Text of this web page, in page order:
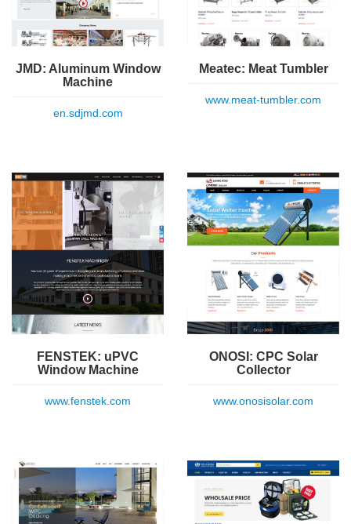
JMD: Aluminum Window
Machine
en.sdjmd.com
Meatec: Meat Tumbler
www.meat-tumbler.com
FENSTEK: uPVC
Window Machine
www.fenstek.com
ONOSI: CPC Solar
Collector
www.onosisolar.com